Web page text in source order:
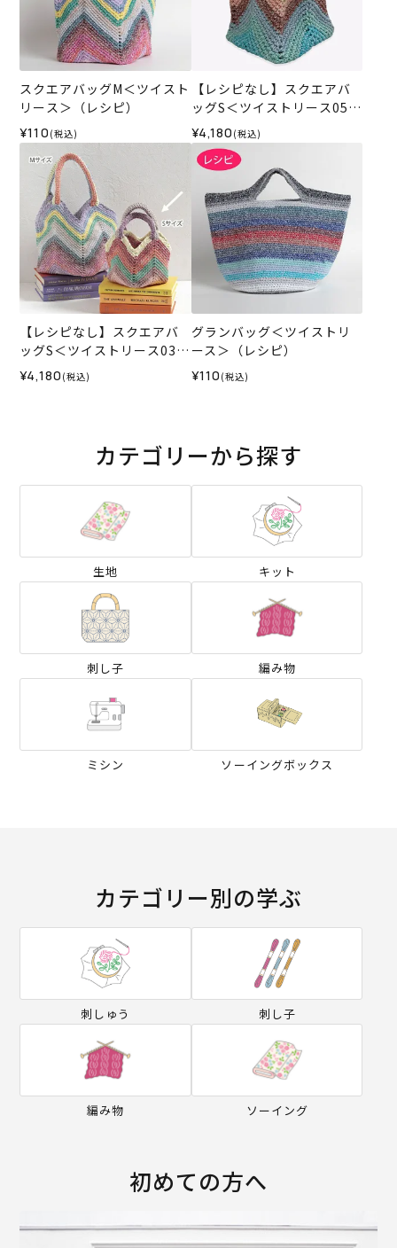
スクエアバッグM＜ツイスト
リース＞（レシピ）
¥110 (税込)
【レシピなし】スクエアバ
ッグS＜ツイストリース05X
＞（編み物 材料セット）
¥4,180 (税込)
【レシピなし】スクエアバ
ッグS＜ツイストリース03X
＞（編み物 材料セット）
¥4,180 (税込)
グランバッグ＜ツイストリ
ース＞（レシピ）
¥110 (税込)
カテゴリーから探す
生地 キット
刺し子 編み物
ミシン ソーイングボックス
カテゴリー別の学ぶ
刺しゅう 刺し子
編み物 ソーイング
初めての方へ